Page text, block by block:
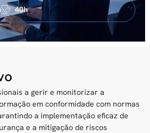
40h
a gerir e monitorizar a
em conformidade com normas
a implementação eficaz de
e a mitigação de riscos